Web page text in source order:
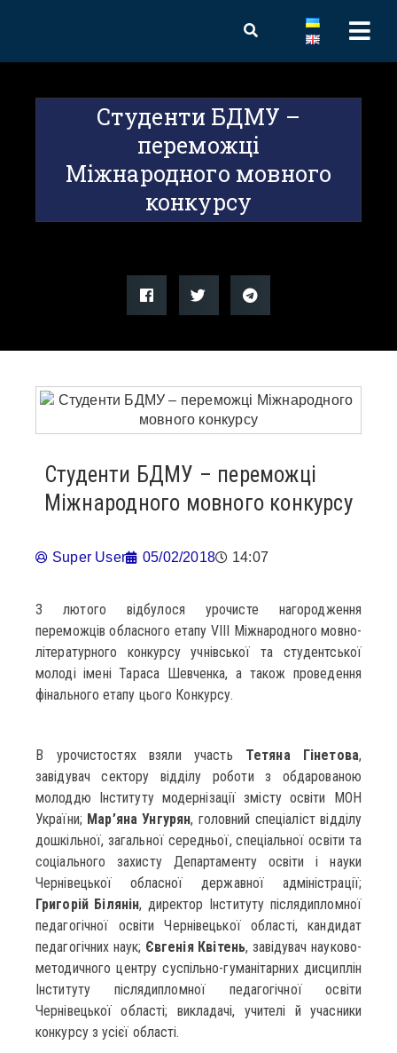
Студенти БДМУ –
переможці
Міжнародного мовного
конкурсу
Студенти БДМУ – переможці
Міжнародного мовного конкурсу
Super User 05/02/2018 14:07
3 лютого відбулося урочисте нагородження
переможців обласного етапу VІІІ Міжнародного мовно-
літературного конкурсу учнівської та студентської
молоді імені Тараса Шевченка, а також проведення
фінального етапу цього Конкурсу.
В урочистостях взяли участь Тетяна Гінетова,
завідувач сектору відділу роботи з обдарованою
молоддю Інституту модернізації змісту освіти МОН
України; Мар’яна Унгурян, головний спеціаліст відділу
дошкільної, загальної середньої, спеціальної освіти та
соціального захисту Департаменту освіти і науки
Чернівецької обласної державної адміністрації;
Григорій Білянін, директор Інституту післядипломної
педагогічної освіти Чернівецької області, кандидат
педагогічних наук; Євгенія Квітень, завідувач науково-
методичного центру суспільно-гуманітарних дисциплін
Інституту післядипломної педагогічної освіти
Чернівецької області; викладачі, учителі й учасники
конкурсу з усієї області.